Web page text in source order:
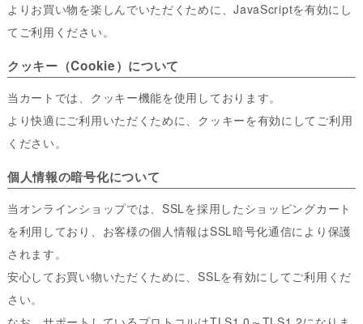
よりお買い物を楽しんでいただくために、JavaScriptを有効にし
てご利用ください。
クッキー（Cookie）について
当カートでは、クッキー機能を使用しております。
より快適にご利用いただくために、クッキーを有効にしてご利用
ください。
個人情報の暗号化について
当オンラインショップでは、SSLを採用したショッピングカート
を利用しており、お客様の個人情報はSSL暗号化通信により保護
されます。
安心してお買い物いただくために、SSLを有効にしてご利用くだ
さい。